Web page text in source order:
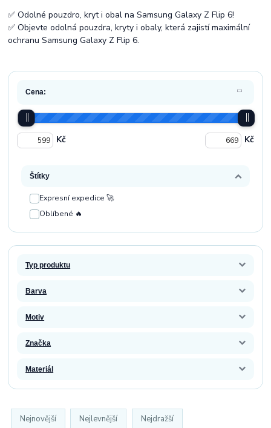
✅ Odolné pouzdro, kryt i obal na Samsung Galaxy Z Flip 6!
✅ Objevte odolná pouzdra, kryty i obaly, která zajistí maximální
ochranu Samsung Galaxy Z Flip 6.
Cena:
Kč Kč
Štítky
Expresní expedice 🚀
Oblíbené 🔥
Typ produktu
Barva
Motiv
Značka
Materiál
Nejnovější Nejlevnější Nejdražší